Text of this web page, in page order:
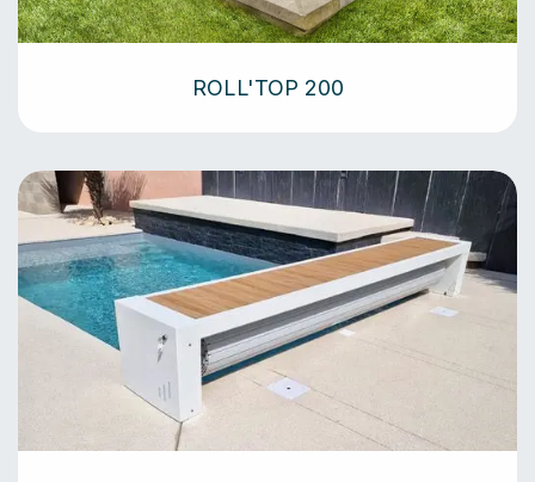
ROLL'TOP 200